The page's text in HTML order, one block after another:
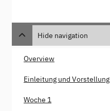
Hide navigation
Overview
Einleitung und Vorstellung
Woche 1